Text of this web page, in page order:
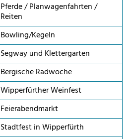
Pferde / Planwagenfahrten /
Reiten
Bowling/Kegeln
Segway und Klettergarten
Bergische Radwoche
Wipperfürther Weinfest
Feierabendmarkt
Stadtfest in Wipperfürth